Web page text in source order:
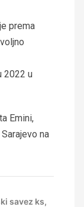
prema
2022 u
Emini,
na
savez ks,